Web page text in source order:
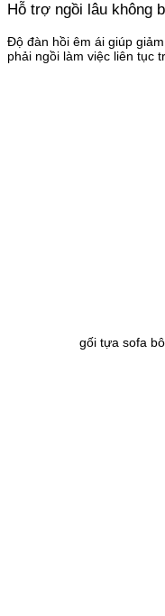
Hỗ trợ ngồi lâu không
Độ đàn hồi êm ái giúp
phải ngồi làm việc liên tục
gối tựa sofa